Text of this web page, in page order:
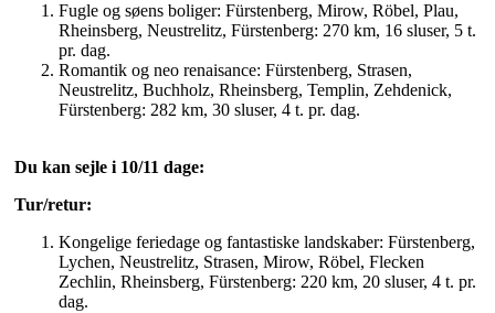
Fugle og søens boliger: Fürstenberg, Mirow, Röbel, Plau,
Rheinsberg, Neustrelitz, Fürstenberg: 270 km, 16 sluser, 5 t.
pr. dag.
Romantik og neo renaisance: Fürstenberg, Strasen,
Neustrelitz, Buchholz, Rheinsberg, Templin, Zehdenick,
Fürstenberg: 282 km, 30 sluser, 4 t. pr. dag.
Du kan sejle i 10/11 dage:
Tur/retur:
Kongelige feriedage og fantastiske landskaber: Fürstenberg,
Lychen, Neustrelitz, Strasen, Mirow, Röbel, Flecken
Zechlin, Rheinsberg, Fürstenberg: 220 km, 20 sluser, 4 t. pr.
dag.